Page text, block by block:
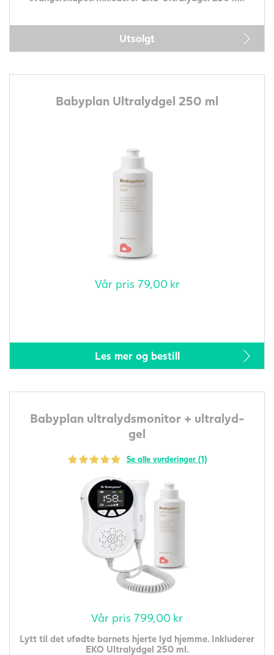
Utsolgt
Babyplan Ultralydgel 250 ml
Vår pris 79,00 kr
Les mer og bestill
Babyplan ultralydsmonitor + ultralyd-
gel
Se alle vurderinger (1)
Vår pris 799,00 kr
Lytt til det ufødte barnets hjerte lyd hjemme. Inkluderer
EKO Ultralydgel 250 ml.